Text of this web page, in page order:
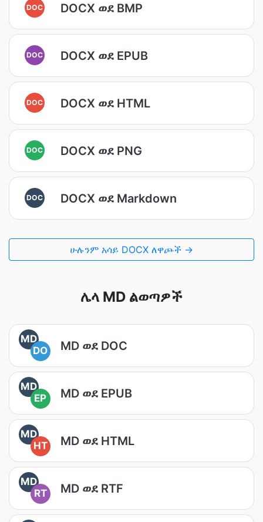
DOC DOCX ወደ BMP
DOC DOCX ወደ EPUB
DOC DOCX ወደ HTML
DOC DOCX ወደ PNG
DOC DOCX ወደ Markdown
ሁሉንም አሳይ DOCX ለዋጮች →
ሌላ MD ልወጣዎች
MD
DO
MD ወደ DOC
MD
EP
MD ወደ EPUB
MD
HT
MD ወደ HTML
MD
RT
MD ወደ RTF